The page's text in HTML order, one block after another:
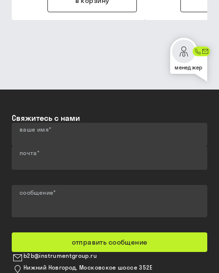
менеджер
Свяжитесь с нами
ваше имя*
почта*
сообщение*
отправить сообщение
b2b@instrumentgroup.ru
Нижний Новгород, Московское шоссе 352Е